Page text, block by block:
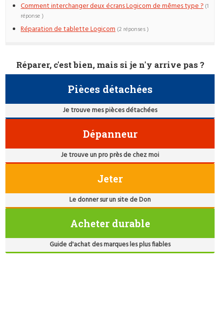
Comment interchanger deux écrans Logicom de mêmes type ? (1
réponse )
Réparation de tablette Logicom (2 réponses )
Réparer, c'est bien, mais si je n'y arrive pas ?
Pièces détachées
Je trouve mes pièces détachées
Dépanneur
Je trouve un pro près de chez moi
Jeter
Le donner sur un site de Don
Acheter durable
Guide d'achat des marques les plus fiables